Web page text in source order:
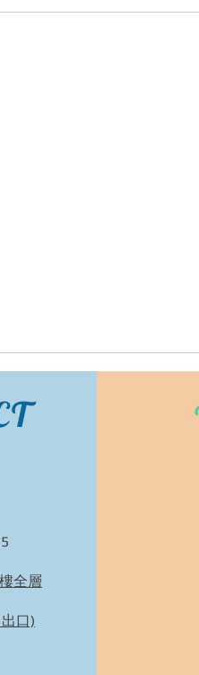
專業韓國29cm代購服務 |
全層
口)